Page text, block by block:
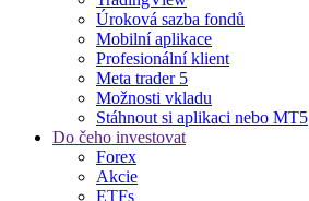
Úroková sazba fondů
Mobilní aplikace
Profesionální klient
Meta trader 5
Možnosti vkladu
Stáhnout si aplikaci nebo MT5
Do čeho investovat
Forex
Akcie
ETFs